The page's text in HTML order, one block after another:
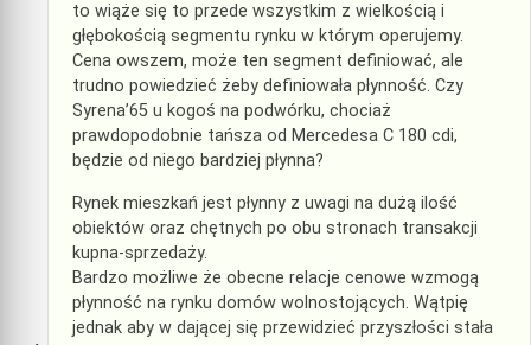
to wiąże się to przede wszystkim z wielkością i
głębokością segmentu rynku w którym operujemy.
Cena owszem, może ten segment definiować, ale
trudno powiedzieć żeby definiowała płynność. Czy
Syrena’65 u kogoś na podwórku, chociaż
prawdopodobnie tańsza od Mercedesa C 180 cdi,
będzie od niego bardziej płynna?
Rynek mieszkań jest płynny z uwagi na dużą ilość
obiektów oraz chętnych po obu stronach transakcji
kupna-sprzedaży.
Bardzo możliwe że obecne relacje cenowe wzmogą
płynność na rynku domów wolnostojących. Wątpię
jednak aby w dającej się przewidzieć przyszłości stała